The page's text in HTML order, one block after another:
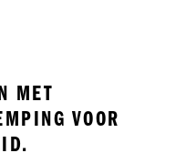
MET
VOOR